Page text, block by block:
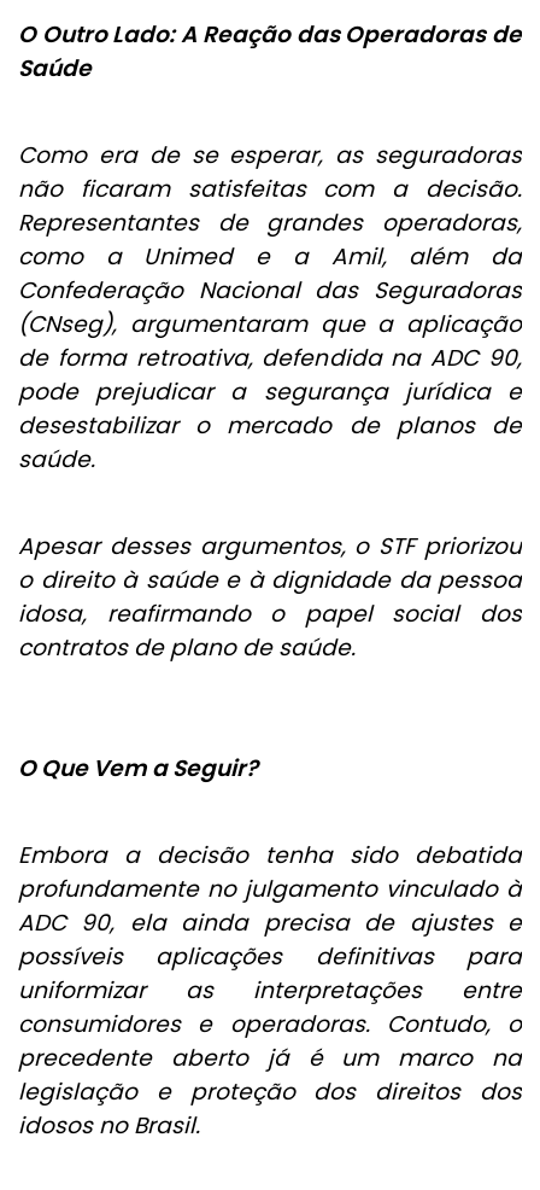
O Outro Lado: A Reação das Operadoras de
Saúde
Como era de se esperar, as seguradoras
não ficaram satisfeitas com a decisão.
Representantes de grandes operadoras,
como a Unimed e a Amil, além da
Confederação Nacional das Seguradoras
(CNseg), argumentaram que a aplicação
de forma retroativa, defendida na ADC 90,
pode prejudicar a segurança jurídica e
desestabilizar o mercado de planos de
saúde.
Apesar desses argumentos, o STF priorizou
o direito à saúde e à dignidade da pessoa
idosa, reafirmando o papel social dos
contratos de plano de saúde.
O Que Vem a Seguir?
Embora a decisão tenha sido debatida
profundamente no julgamento vinculado à
ADC 90, ela ainda precisa de ajustes e
possíveis aplicações definitivas para
uniformizar as interpretações entre
consumidores e operadoras. Contudo, o
precedente aberto já é um marco na
legislação e proteção dos direitos dos
idosos no Brasil.